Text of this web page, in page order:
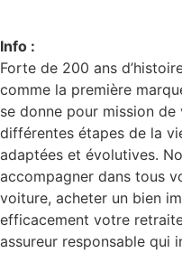
Info :
Forte de 200 ans
comme la première
se donne pour mission
différentes étapes de la
adaptées et évolutives.
accompagner dans tous
voiture, acheter un bien
efficacement votre
assureur responsable qui